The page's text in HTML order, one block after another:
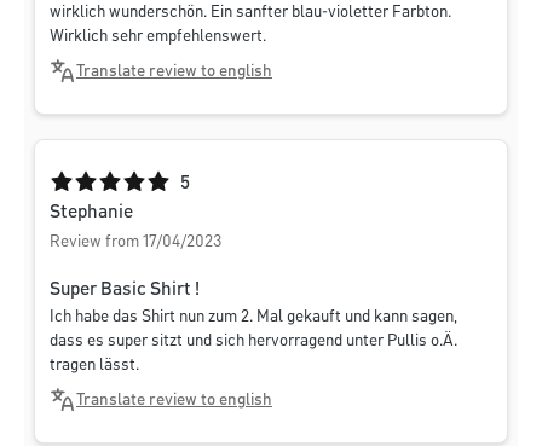
wirklich wunderschön. Ein sanfter blau-violetter Farbton.
Wirklich sehr empfehlenswert.
Translate review to english
Average rating of 5 out of 5 stars
5
Stephanie
Review from 17/04/2023
Super Basic Shirt !
Ich habe das Shirt nun zum 2. Mal gekauft und kann sagen,
dass es super sitzt und sich hervorragend unter Pullis o.Ä.
tragen lässt.
Translate review to english